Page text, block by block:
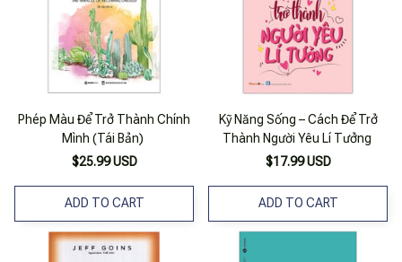
Phép Màu Để Trở Thành Chính
Mình (Tái Bản)
$25.99 USD
ADD TO CART
Kỹ Năng Sống – Cách Để Trở
Thành Người Yêu Lí Tưởng
$17.99 USD
ADD TO CART